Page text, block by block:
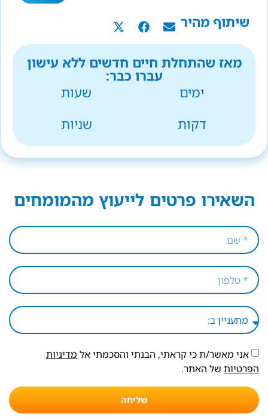
שיתוף מהיר
מאז שהתחלת חיים חדשים ללא עישון
עברו כבר:
ימים
שעות
דקות
שניות
השאירו פרטים לייעוץ מהמומחים
אני מאשר/ת כי קראתי, הבנתי והסכמתי אל מדיניות
הפרטיות של האתר.
שליחה